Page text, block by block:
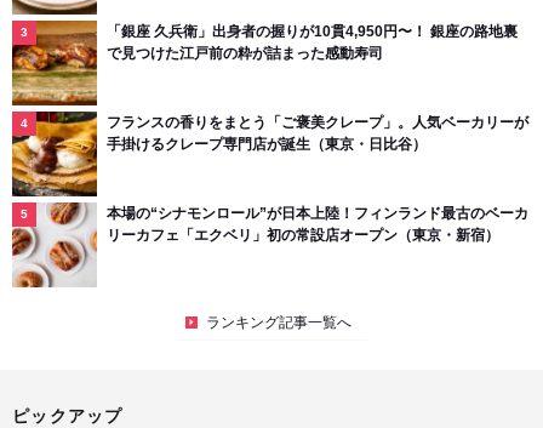
「銀座 久兵衛」出身者の握りが10貫4,950円〜！ 銀座の路地裏
で見つけた江戸前の粋が詰まった感動寿司
フランスの香りをまとう「ご褒美クレープ」。人気ベーカリーが
手掛けるクレープ専門店が誕生（東京・日比谷）
本場の“シナモンロール”が日本上陸！フィンランド最古のベーカ
リーカフェ「エクベリ」初の常設店オープン（東京・新宿）
ランキング記事一覧へ
ピックアップ